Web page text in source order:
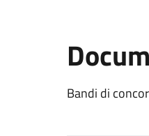
Bandi di